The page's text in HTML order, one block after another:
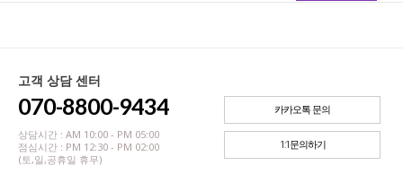
고객 상담 센터
070-8800-9434
상담시간 : AM 10:00 - PM 05:00
점심시간 : PM 12:30 - PM 02:00
(토,일,공휴일 휴무)
카카오톡 문의
1:1문의하기